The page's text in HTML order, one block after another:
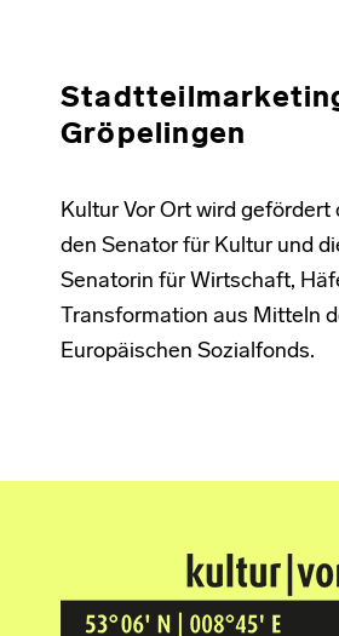
Gröpelingen
Kultur Vor Ort wird gefördert
den Senator für Kultur und
Senatorin für Wirtschaft,
Transformation aus Mitteln
Europäischen Sozialfonds.
Kultur Vor Ort
BREMEN GRÖPELINGEN